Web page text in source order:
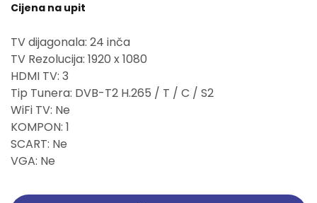
Cijena na upit
TV dijagonala: 24 inča
TV Rezolucija: 1920 x 1080
HDMI TV: 3
Tip Tunera: DVB-T2 H.265 / T / C / S2
WiFi TV: Ne
KOMPON: 1
SCART: Ne
VGA: Ne